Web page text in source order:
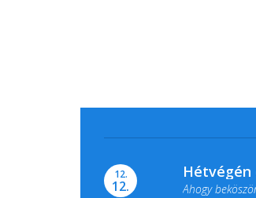
12.
12.
Hétvégén
Ahogy